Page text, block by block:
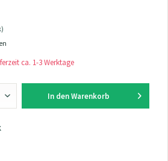
ca. 1-3 Werktage
In den Warenkorb